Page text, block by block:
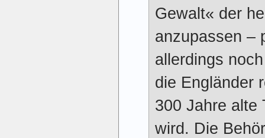
Gewalt« der
anzupassen –
allerdings
die Engländer
300 Jahre alte
wird. Die